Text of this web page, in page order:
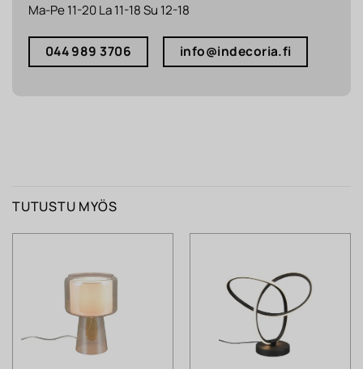
Ma-Pe 11-20 La 11-18 Su 12-18
044 989 3706 info@indecoria.fi
TUTUSTU MYÖS